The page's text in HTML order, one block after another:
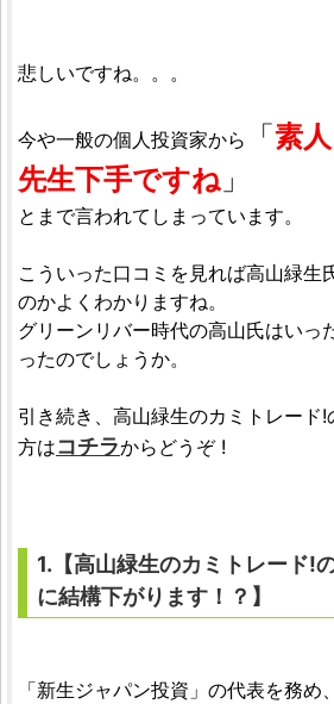
悲しいですね。。。
今や一般の個人投資家から 「素
先生下手ですね 」
とまで言われてしまっています。
こういった口コミを見れば高山緑生
のかよくわかりますね。
グリーンリバー時代の高山氏はいっ
ったのでしょうか。
引き続き、高山緑生のカミトレード
方はコチラからどうぞ !
1.【高山緑生のカミトレード!
に結構下がります！？】
「新生ジャパン投資」の代表を務